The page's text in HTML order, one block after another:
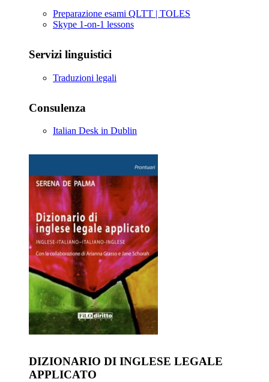
Preparazione esami QLTT | TOLES
Skype 1-on-1 lessons
Servizi linguistici
Traduzioni legali
Consulenza
Italian Desk in Dublin
DIZIONARIO DI INGLESE LEGALE
APPLICATO